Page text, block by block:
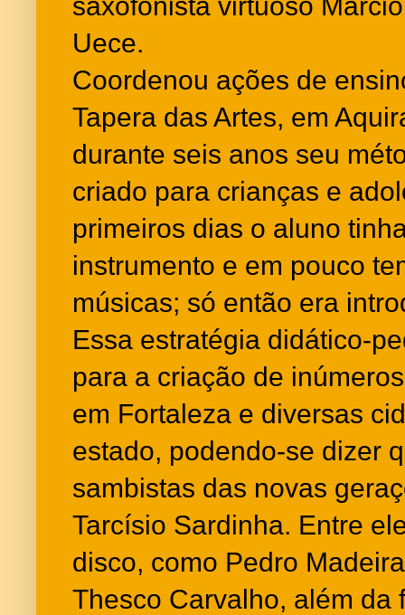
Uece.
Coordenou ações de
Tapera das Artes, em
durante seis anos seu
criado para crianças e
primeiros dias o aluno
instrumento e em pouco
músicas; só então era
Essa estratégia didático-
para a criação de
em Fortaleza e diversas
estado, podendo-se dizer
sambistas das novas
Tarcísio Sardinha. Entre
disco, como Pedro
Thesco Carvalho, além da